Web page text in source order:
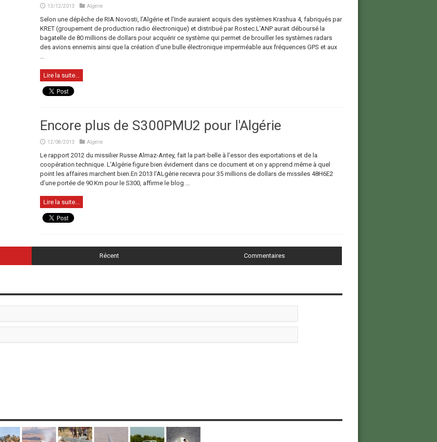
13/12/2013 Algérie
Selon une dépêche de RIA Novosti, l’Algérie et l’Inde auraient acquis des systèmes Krashua 4, fabriqués par
KRET (groupement de production radio électronique) et distribué par Rostec.L’ANP aurait déboursé la
bagatelle de 80 millions de dollars pour acquérir ce système qui permet de brouiller les systèmes radars
des avions ennemis ainsi que la création d’une bulle électronique imperméable aux fréquences GPS et aux
...
Lire la suite...
Encore plus de S300PMU2 pour l'Algérie
12/08/2013 Algérie
Le rapport 2012 du missilier Russe Almaz-Antey, fait la part-belle à l’essor des exportations et de la
coopération technique. L’Algérie figure bien évidement dans ce document et on y apprend même à quel
point les affaires marchent bien.En 2013 l’ALgérie recevra pour 35 millions de dollars de missiles 48H6E2
d’une portée de 90 Km pour le S300, affirme le blog ...
Lire la suite...
Récent Commentaires